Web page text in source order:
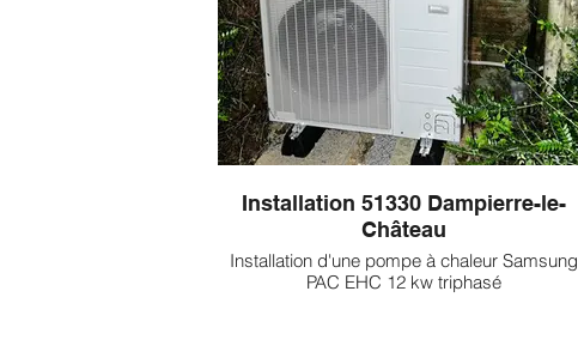
Installation 51330 Dampierre-le-
Château
Installation d'une pompe à chaleur Samsung
PAC EHC 12 kw triphasé